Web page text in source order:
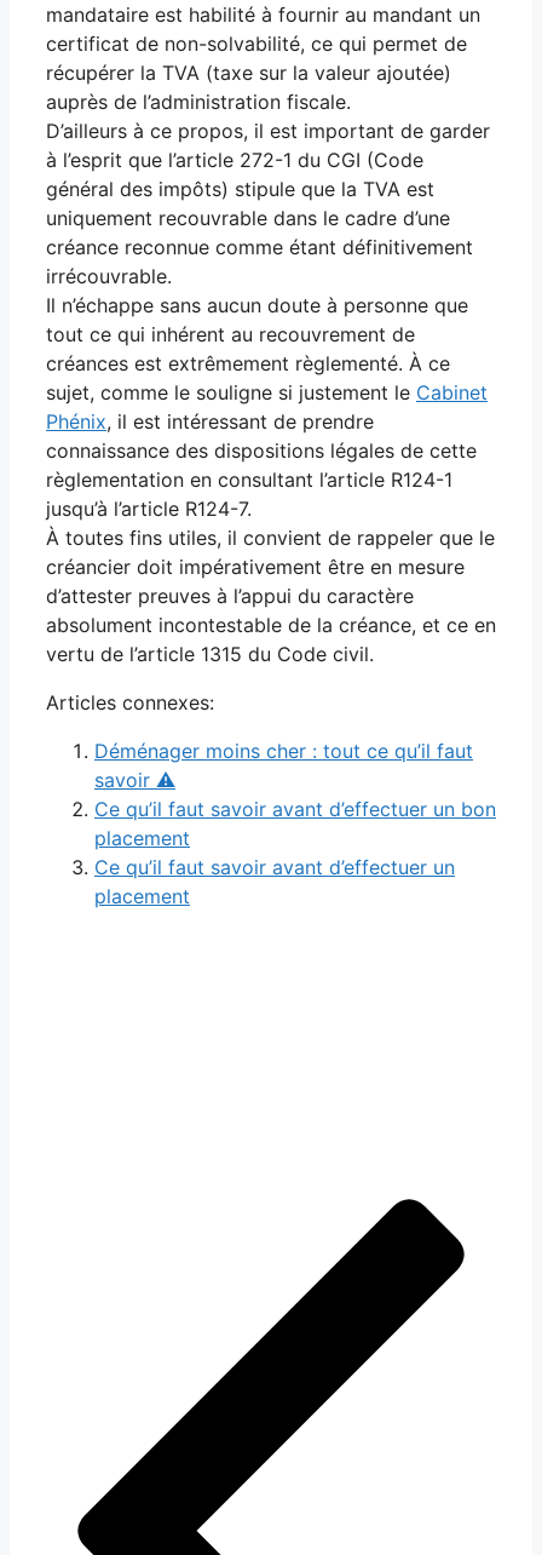
mandataire est habilité à fournir au mandant un
certificat de non-solvabilité, ce qui permet de
récupérer la TVA (taxe sur la valeur ajoutée)
auprès de l’administration fiscale.
D’ailleurs à ce propos, il est important de garder
à l’esprit que l’article 272-1 du CGI (Code
général des impôts) stipule que la TVA est
uniquement recouvrable dans le cadre d’une
créance reconnue comme étant définitivement
irrécouvrable.
Il n’échappe sans aucun doute à personne que
tout ce qui inhérent au recouvrement de
créances est extrêmement règlementé. À ce
sujet, comme le souligne si justement le Cabinet
Phénix, il est intéressant de prendre
connaissance des dispositions légales de cette
règlementation en consultant l’article R124-1
jusqu’à l’article R124-7.
À toutes fins utiles, il convient de rappeler que le
créancier doit impérativement être en mesure
d’attester preuves à l’appui du caractère
absolument incontestable de la créance, et ce en
vertu de l’article 1315 du Code civil.
Articles connexes:
Déménager moins cher : tout ce qu’il faut
savoir ⚠
Ce qu’il faut savoir avant d’effectuer un bon
placement
Ce qu’il faut savoir avant d’effectuer un
placement